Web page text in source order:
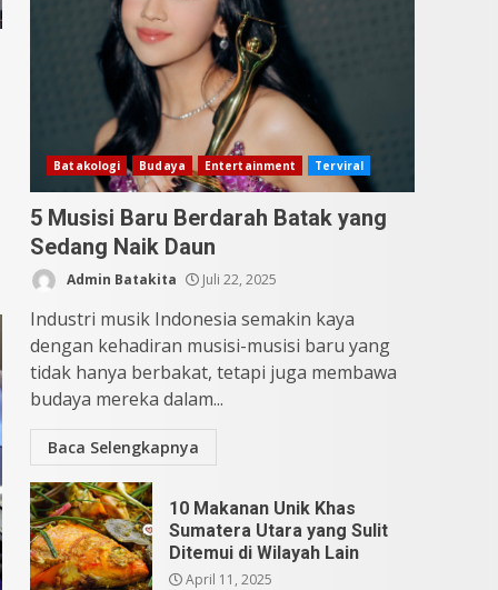
Juni 11, 2026
5
10 Kontroversial Orang
Batak Sering Jadi
Perdebatan
Mei 25, 2026
Batakologi Budaya Entertainment Terviral
5 Musisi Baru Berdarah Batak yang
Sedang Naik Daun
Admin Batakita Juli 22, 2025
Industri musik Indonesia semakin kaya
dengan kehadiran musisi-musisi baru yang
tidak hanya berbakat, tetapi juga membawa
budaya mereka dalam...
Baca Selengkapnya
10 Makanan Unik Khas
Sumatera Utara yang Sulit
Ditemui di Wilayah Lain
April 11, 2025